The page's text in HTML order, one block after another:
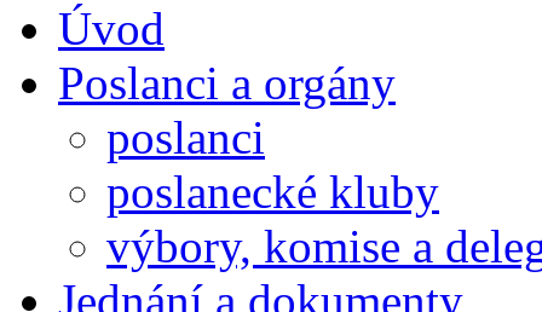
Úvod
Poslanci a orgány
poslanci
poslanecké kluby
výbory, komise a
Jednání a dokumenty